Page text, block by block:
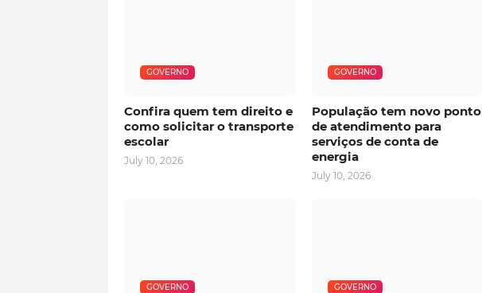
GOVERNO
Confira quem tem direito e
como solicitar o transporte
escolar
July 10, 2026
GOVERNO
População tem novo ponto
de atendimento para
serviços de conta de
energia
July 10, 2026
GOVERNO GOVERNO